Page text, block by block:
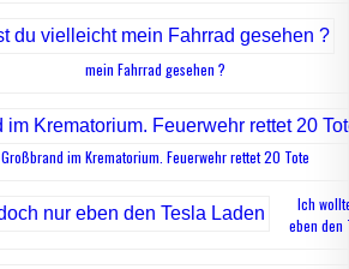
mein Fahrrad gesehen ?
Großbrand im Krematorium. Feuerwehr rettet 20 Tote
Ich
eben den